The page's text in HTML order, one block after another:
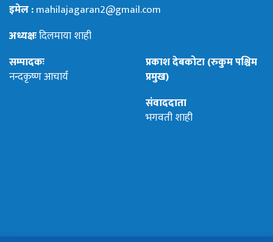
इमेल :mahilajagaran2@gmail.com
अध्यक्षःदिलमाया शाही
सम्पादकः
नन्दकृष्ण आचार्य
प्रकाश देबकोटा (रुकुम पश्चिम
प्रमुख)
संवाददाता
भगवती शाही